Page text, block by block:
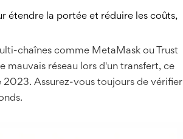
étendre la portée et réduire les coûts,
chaînes comme MetaMask ou Trust
mauvais réseau lors d'un transfert, ce
2023. Assurez-vous toujours de vérifier